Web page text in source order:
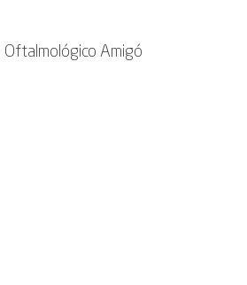
Amigó